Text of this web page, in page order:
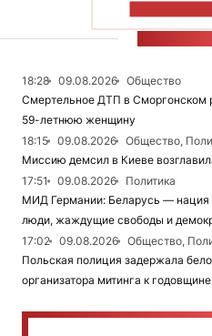
18:28 09.08.2026
Общество
Смертельное ДТП в Сморгонском
59-летнюю женщину
18:15
09.08.2026
Общество,
Миссию демсил в Киеве
17:51
09.08.2026
Политика
МИД Германии: Беларусь — нация
люди, жаждущие свободы и
17:02
09.08.2026
Общество,
Польская полиция задержала
организатора митинга к